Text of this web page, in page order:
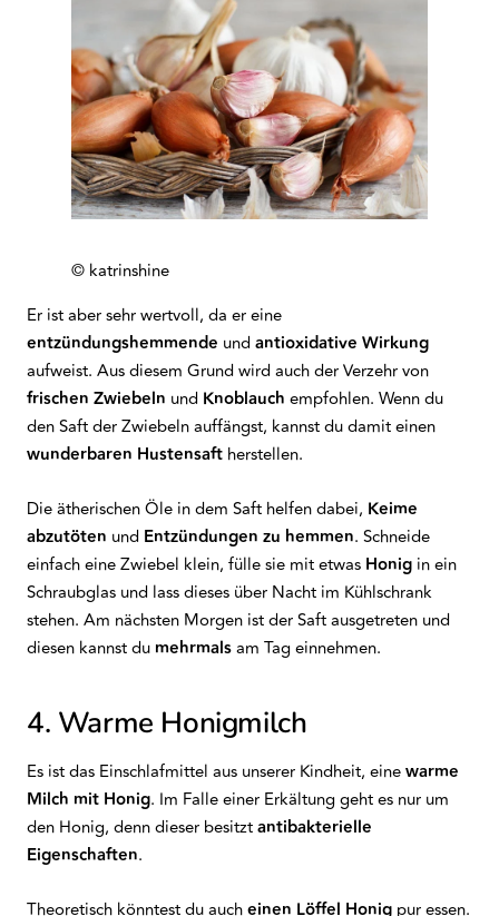
© katrinshine
Er ist aber sehr wertvoll, da er eine
entzündungshemmende undantioxidative Wirkung
aufweist. Aus diesem Grund wird auch der Verzehr von
frischen Zwiebeln und Knoblauch empfohlen. Wenn du
den Saft der Zwiebeln auffängst, kannst du damit einen
wunderbaren Hustensaft herstellen.
Die ätherischen Öle in dem Saft helfen dabei, Keime
abzutöten und Entzündungen zu hemmen. Schneide
einfach eine Zwiebel klein, fülle sie mit etwas Honig in ein
Schraubglas und lass dieses über Nacht im Kühlschrank
stehen. Am nächsten Morgen ist der Saft ausgetreten und
diesen kannst du mehrmalsam Tag einnehmen.
4. Warme Honigmilch
Es ist das Einschlafmittel aus unserer Kindheit, einewarme
Milch mit Honig. Im Falle einer Erkältung geht es nur um
den Honig, denn dieser besitztantibakterielle
Eigenschaften.
Theoretisch könntest du aucheinen Löffel Honig pur essen.